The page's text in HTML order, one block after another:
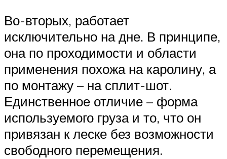
Во-вторых, работает
исключительно на дне. В принципе,
она по проходимости и области
применения похожа на каролину, а
по монтажу – на сплит-шот.
Единственное отличие – форма
используемого груза и то, что он
привязан к леске без возможности
свободного перемещения.